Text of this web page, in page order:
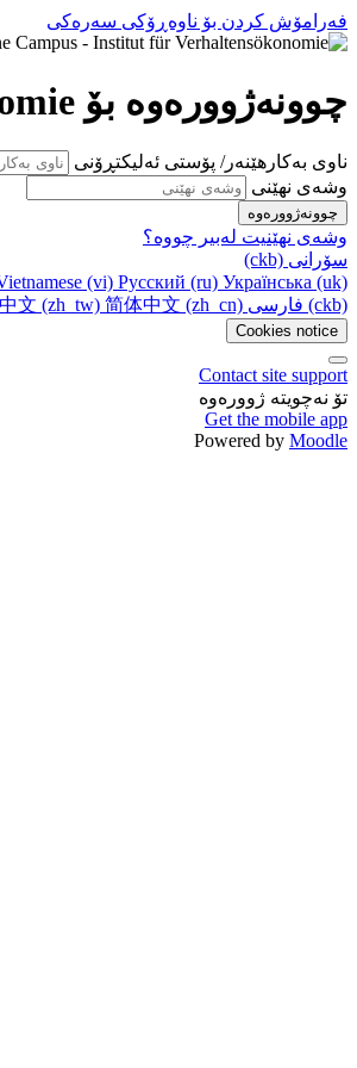
فه‌رامۆش کردن بۆ ناوه‌ڕۆکی سه‌ره‌کی
چوونەژوورەوە بۆ Online Campus - Institut für Verhaltensökonomie
ناوی بەکارهێنەر/ پۆستی ئەلیکتڕۆنی
وشەی نهێنی
چوونەژوورەوە
وشه‌ی نهێنیت له‌بیر چووه‌؟
سۆرانی ‎(ckb)‎
‎(vi)‎ Русский ‎(ru)‎ Українська ‎(uk)‎
‎(ckb)‎ فارسی ‎(fa)‎ 文 ‎(zh_tw)‎ 简体中文 ‎(zh_cn)‎
Cookies notice
Contact site support
تۆ نەچویتە ژوورەوە
Get the mobile app
Powered by Moodle